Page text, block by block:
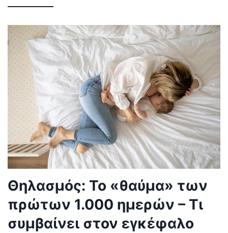
Θηλασμός: Το «θαύμα» των
πρώτων 1.000 ημερών – Τι
συμβαίνει στον εγκέφαλο